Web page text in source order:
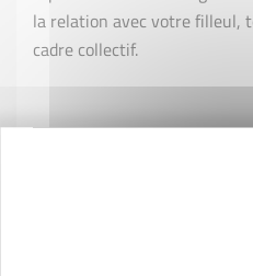
la relation avec votre filleul,
cadre collectif.